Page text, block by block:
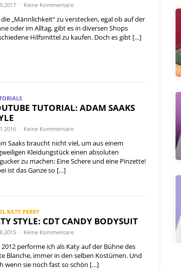
· Keine Kommentare
„Männlichkeit“ zu verstecken, egal ob auf der
oder im Alltag, gibt es in diversen Shops
Hilfsmittel zu kaufen. Doch es gibt […]
TUTORIAL: ADAM SAAKS
· Keine Kommentare
Saaks braucht nicht viel, um aus einem
Kleidungstück einen absoluten
zu machen: Eine Schere und eine Pinzette!
ist das Ganze so […]
KATY PERRY
STYLE: CDT CANDY BODYSUIT
· Keine Kommentare
2012 performe ich als Katy auf der Bühne des
Blanche, immer in den selben Kostümen. Und
wenn sie noch fast so schön […]